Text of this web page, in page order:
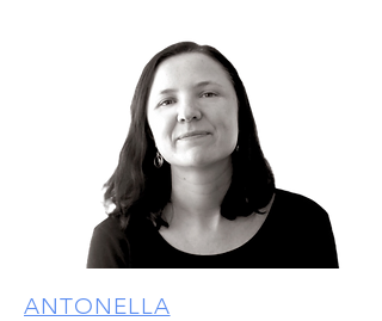
ANTONELLA